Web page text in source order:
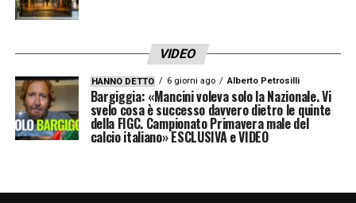
VIDEO
HANNO DETTO 6 giorni ago Alberto Petrosilli
Bargiggia: «Mancini voleva solo la Nazionale. Vi
svelo cosa è successo davvero dietro le quinte
della FIGC. Campionato Primavera male del
calcio italiano» ESCLUSIVA e VIDEO